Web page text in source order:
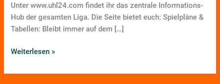
Unter www.uhl24.com findet ihr das zentrale Informations-
Hub der gesamten Liga. Die Seite bietet euch: Spielpläne &
Tabellen: Bleibt immer auf dem […]
Weiterlesen »